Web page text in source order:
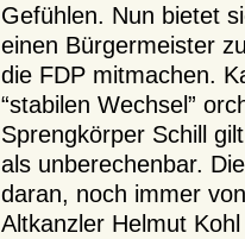
Gefühlen. Nun bietet
einen Bürgermeister
die FDP mitmachen.
“stabilen Wechsel”
Sprengkörper Schill
als unberechenbar.
daran, noch immer
Altkanzler Helmut